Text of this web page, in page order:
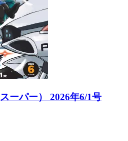
ーパー） 2026年6/1号